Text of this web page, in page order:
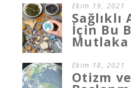
Ekim 19, 2021
İçin Bu
Ekim 18, 2021
Otizm ve